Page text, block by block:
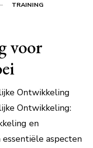
TRAINING
voor
Ontwikkeling
Ontwikkeling:
en
aspecten